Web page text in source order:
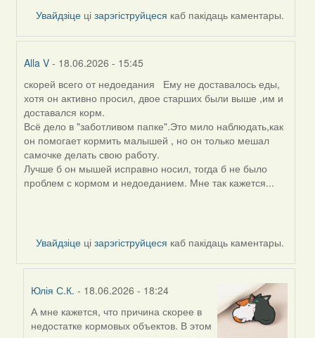
Увайдзіце цізарэгіструйцеся каб пакідаць каментары.
Alla V - 18.06.2026 - 15:45
In
reply
to
by
SaMANdaS
скорей всего от недоедания Ему не доставалось еды,
хотя он активно просил, двое старших были выше ,им и
доставался корм.
Всё дело в "заботливом папке".Это мило наблюдать,как
он помогает кормить малышей , но он только мешал
самочке делать свою работу.
Лучше б он мышей исправно носил, тогда б не было
проблем с кормом и недоеданием. Мне так кажется...
Увайдзіце цізарэгіструйцеся каб пакідаць каментары.
Юлія С.К. - 18.06.2026 - 18:24
In
reply
А мне кажется, что причина скорее в
недостатке кормовых объектов. В этом